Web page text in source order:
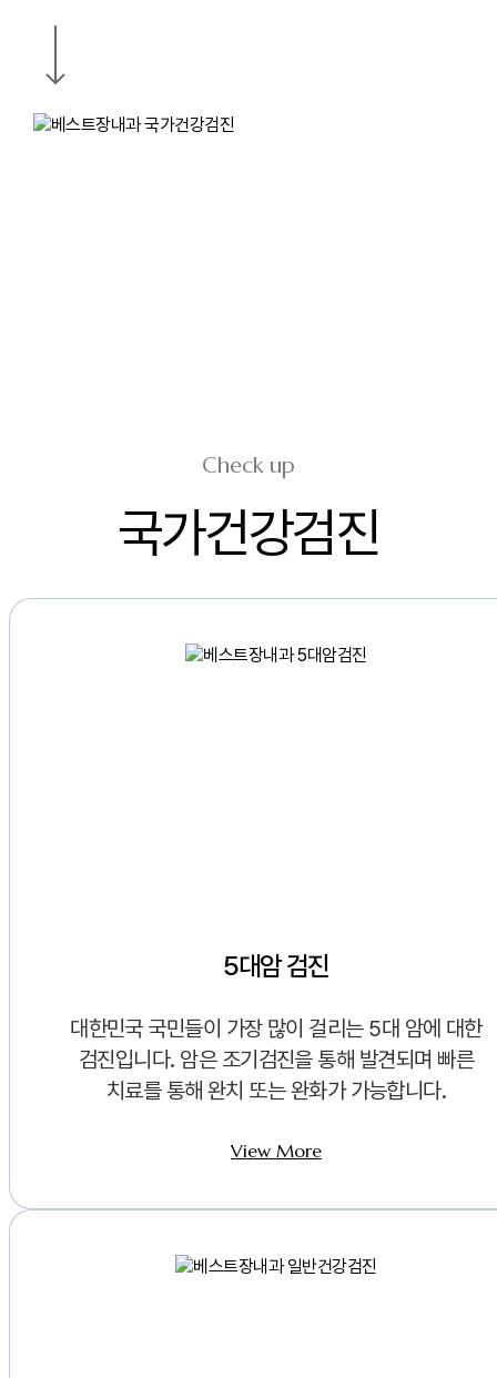
Navigate
the
section
Check up
국가건강검진
5대암 검진
대한민국 국민들이 가장 많이 걸리는 5대 암에 대한
검진입니다. 암은 조기검진을 통해 발견되며 빠른
치료를 통해 완치 또는 완화가 가능합니다.
View More